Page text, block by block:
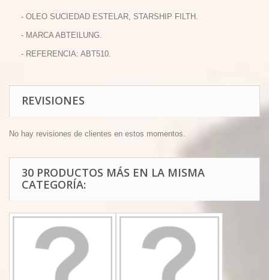
- OLEO SUCIEDAD ESTELAR, STARSHIP FILTH.
- MARCA ABTEILUNG.
- REFERENCIA: ABT510.
REVISIONES
No hay revisiones de clientes en estos momentos.
30 PRODUCTOS MÁS EN LA MISMA
CATEGORÍA: